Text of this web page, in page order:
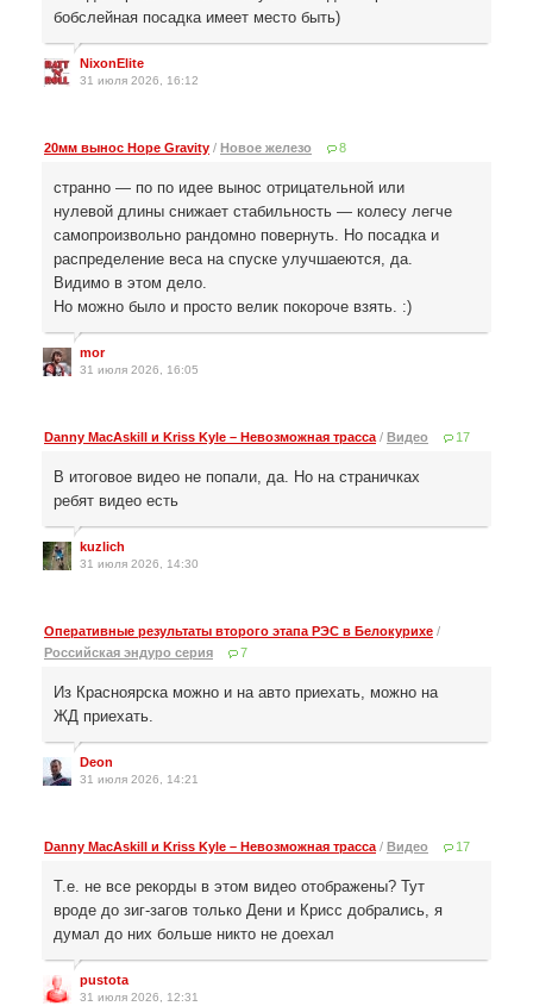
бобслейная посадка имеет место быть)
NixonElite
31 июля 2026, 16:12
20мм вынос Hope Gravity / Новое железо 8
странно — по по идее вынос отрицательной или
нулевой длины снижает стабильность — колесу легче
самопроизвольно рандомно повернуть. Но посадка и
распределение веса на спуске улучшаеются, да.
Видимо в этом дело.
Но можно было и просто велик покороче взять. :)
mor
31 июля 2026, 16:05
Danny MacAskill и Kriss Kyle – Невозможная трасса / Видео 17
В итоговое видео не попали, да. Но на страничках
ребят видео есть
kuzlich
31 июля 2026, 14:30
Оперативные результаты второго этапа РЭС в Белокурихе /
Российская эндуро серия
7
Из Красноярска можно и на авто приехать, можно на
ЖД приехать.
Deon
31 июля 2026, 14:21
Danny MacAskill и Kriss Kyle – Невозможная трасса / Видео 17
Т.е. не все рекорды в этом видео отображены? Тут
вроде до зиг-загов только Дени и Крисс добрались, я
думал до них больше никто не доехал
pustota
31 июля 2026, 12:31